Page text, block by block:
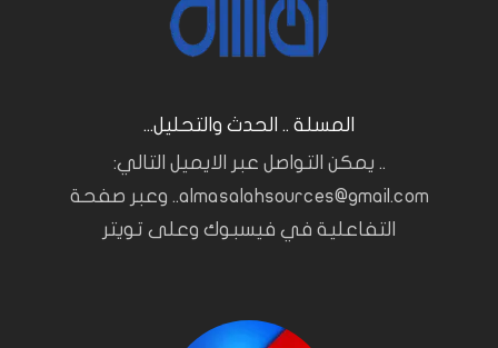
المسلة .. الحدث والتحليل...
.. يمكن التواصل عبر الايميل التالي:
almasalahsources@gmail.com.. وعبر صفحة
التفاعلية في فيسبوك وعلى تويتر